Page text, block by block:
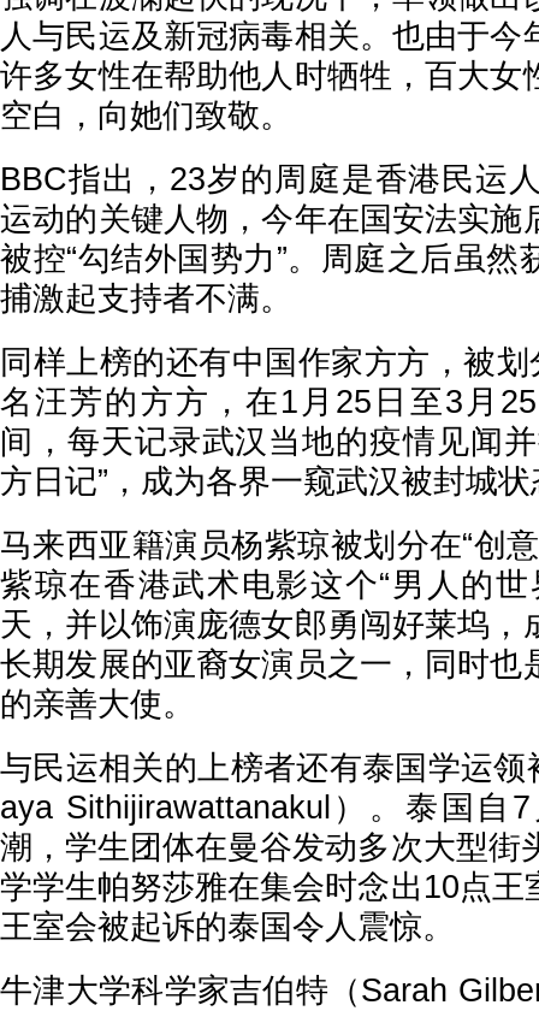
人与民运及新冠病毒相关。也由于今
许多女性在帮助他人时牺牲，百大女
空白，向她们致敬。
BBC指出，23岁的周庭是香港民运
运动的关键人物，今年在国安法实施
被控“勾结外国势力”。周庭之后虽然
捕激起支持者不满。
同样上榜的还有中国作家方方，被划
名汪芳的方方，在1月25日至3月
间，每天记录武汉当地的疫情见闻
方日记”，成为各界一窥武汉被封城
马来西亚籍演员杨紫琼被划分在“创
紫琼在香港武术电影这个“男人的
天，并以饰演庞德女郎勇闯好莱坞，
长期发展的亚裔女演员之一，同时也
的亲善大使。
与民运相关的上榜者还有泰国学运
aya Sithijirawattanakul）。泰国自
潮，学生团体在曼谷发动多次大型街
学学生帕努莎雅在集会时念出10点王
王室会被起诉的泰国令人震惊。
牛津大学科学家吉伯特（Sarah